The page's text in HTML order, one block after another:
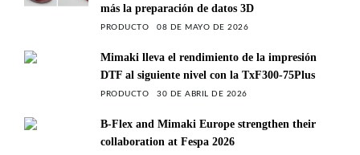
más la preparación de datos 3D
PRODUCTO 08 DE MAYO DE 2026
Mimaki lleva el rendimiento de la impresión
DTF al siguiente nivel con la TxF300-75Plus
PRODUCTO 30 DE ABRIL DE 2026
B-Flex and Mimaki Europe strengthen their
collaboration at Fespa 2026